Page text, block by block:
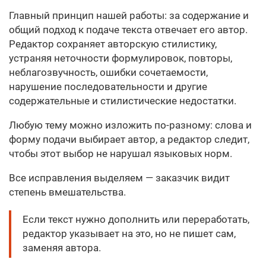
Главный принцип нашей работы: за содержание и
общий подход к подаче текста отвечает его автор.
Редактор сохраняет авторскую стилистику,
устраняя неточности формулировок, повторы,
неблагозвучность, ошибки сочетаемости,
нарушение последовательности и другие
содержательные и стилистические недостатки.
Любую тему можно изложить по-разному: слова и
форму подачи выбирает автор, а редактор следит,
чтобы этот выбор не нарушал языковых норм.
Все исправления выделяем — заказчик видит
степень вмешательства.
Если текст нужно дополнить или переработать,
редактор указывает на это, но не пишет сам,
заменяя автора.